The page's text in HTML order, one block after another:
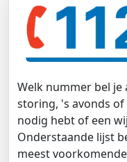
Welk nummer bel je
storing, 's avonds
nodig hebt of een
Onderstaande lijst
meest